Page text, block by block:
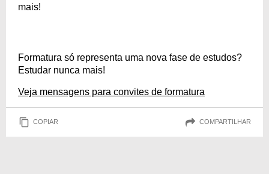
mais!
Formatura só representa uma nova fase de estudos?
Estudar nunca mais!
Veja mensagens para convites de formatura
COPIAR COMPARTILHAR